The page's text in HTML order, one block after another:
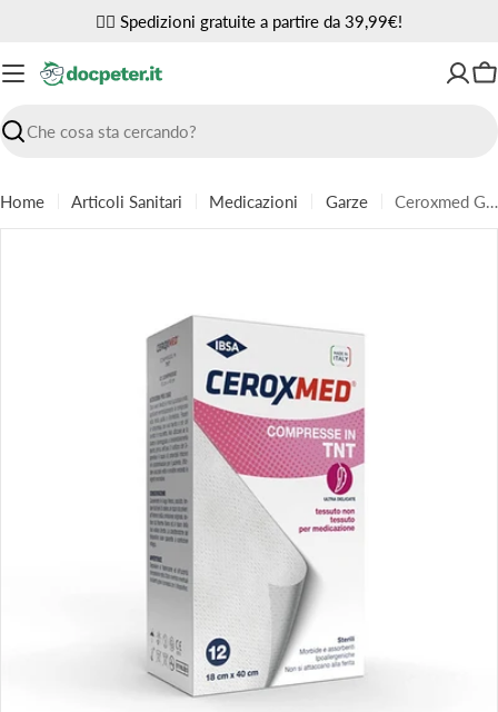
contenuto
✌🏼 Spedizioni gratuite a partire da 39,99€!
Ricerca
Home Articoli Sanitari Medicazioni Garze
Ceroxmed Garza Compressa Tessuto Non Tessuto 18x40cm 12 Pezzi
Apri supporto 0 in modalità modale